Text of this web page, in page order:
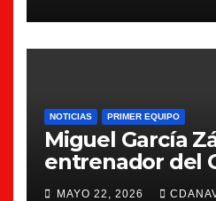
NOTICIAS PRIMER EQUIPO
Miguel García
entrenador del
Navalcarnero
MAYO 22, 2026